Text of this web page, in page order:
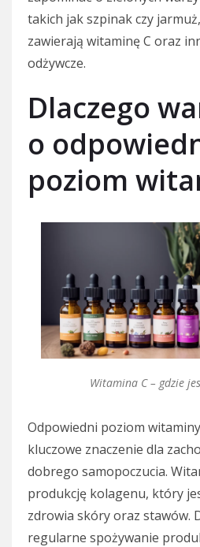
takich jak szpinak czy
zawierają witaminę C oraz
odżywcze.
Dlaczego
o
poziom
Witamina C – gdzie
Odpowiedni poziom
kluczowe znaczenie dla
dobrego samopoczucia.
produkcję kolagenu, który
zdrowia skóry oraz stawów.
regularne spożywanie